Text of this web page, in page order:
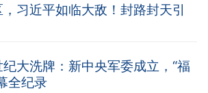
习近平如临大敌！封路封天引
大洗牌：新中央军委成立，“福
全纪录